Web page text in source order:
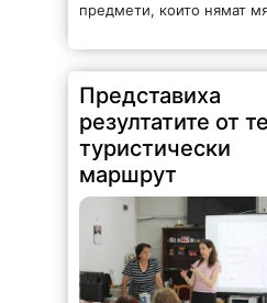
предмети, които нямат
Представиха
резултатите от
туристически
маршрут